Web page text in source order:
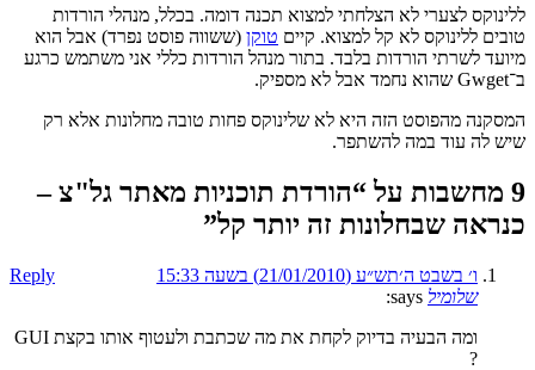
ללינוקס לצערי לא הצלחתי למצוא תכנה דומה. בכלל, מנהלי הורדות
טובים ללינוקס לא קל למצוא. קיים טוקן (ששווה פוסט נפרד) אבל הוא
מיועד לשרתי הורדות בלבד. בתור מנהל הורדות כללי אני משתמש כרגע
ב־Gwget שהוא נחמד אבל לא מספיק.
המסקנה מהפוסט הזה היא לא שלינוקס פחות טובה מחלונות אלא רק
שיש לה עוד במה להשתפר.
9 מחשבות על “
הורדת תוכניות מאתר גל"צ –
כנראה שבחלונות זה יותר קל”
ו׳ בשבט ה׳תש״ע (21/01/2010) בשעה 15:33
Reply
שלומיל says:
ומה הבעיה בדיוק לקחת את מה שכתבת ולעטוף אותו בקצת GUI
?